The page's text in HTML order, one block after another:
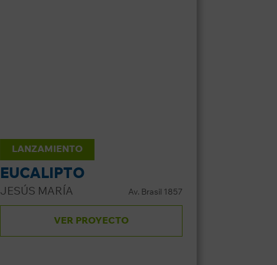
LANZAMIENTO
EUCALIPTO
JESÚS MARÍA Av. Brasil 1857
VER PROYECTO